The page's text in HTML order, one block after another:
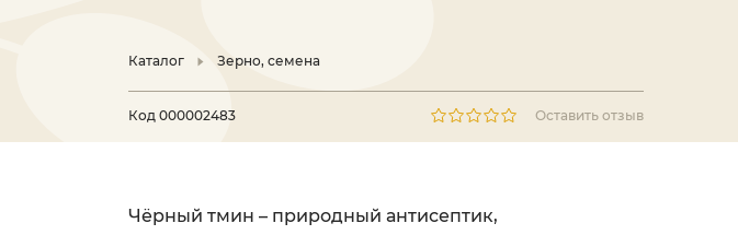
Каталог Зерно, семена
Код 000002483 Оставить отзыв
Чёрный тмин – природный антисептик,